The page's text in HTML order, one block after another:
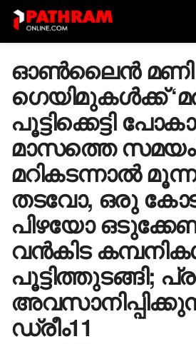
ഓൺലൈൻ മണി
ഗെയിമുകൾക്ക്
പൂട്ടിക്കെട്ടി
മാസത്തെ
മറികടന്നാൽ
ത‌ടവോ, ഒരു
പിഴയോ
വൻകിട
പൂട്ടിത്തുടങ്ങി;
ഡ്രീം11